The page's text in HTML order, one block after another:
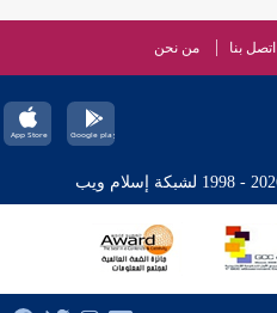
اتصل بنا من نحن